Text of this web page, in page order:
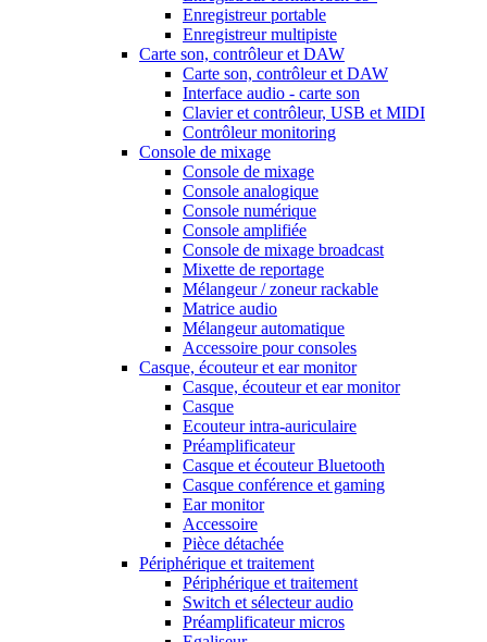
Enregistreur portable
Enregistreur multipiste
Carte son, contrôleur et DAW
Carte son, contrôleur et DAW
Interface audio - carte son
Clavier et contrôleur, USB et MIDI
Contrôleur monitoring
Console de mixage
Console de mixage
Console analogique
Console numérique
Console amplifiée
Console de mixage broadcast
Mixette de reportage
Mélangeur / zoneur rackable
Matrice audio
Mélangeur automatique
Accessoire pour consoles
Casque, écouteur et ear monitor
Casque, écouteur et ear monitor
Casque
Ecouteur intra-auriculaire
Préamplificateur
Casque et écouteur Bluetooth
Casque conférence et gaming
Ear monitor
Accessoire
Pièce détachée
Périphérique et traitement
Périphérique et traitement
Switch et sélecteur audio
Préamplificateur micros